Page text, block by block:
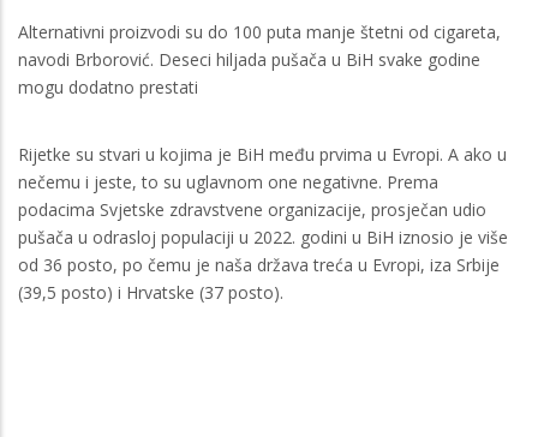
Alternativni proizvodi su do 100 puta manje štetni od cigareta,
navodi Brborović. Deseci hiljada pušača u BiH svake godine
mogu dodatno prestati
Rijetke su stvari u kojima je BiH među prvima u Evropi. A ako u
nečemu i jeste, to su uglavnom one negativne. Prema
podacima Svjetske zdravstvene organizacije, prosječan udio
pušača u odrasloj populaciji u 2022. godini u BiH iznosio je više
od 36 posto, po čemu je naša država treća u Evropi, iza Srbije
(39,5 posto) i Hrvatske (37 posto).